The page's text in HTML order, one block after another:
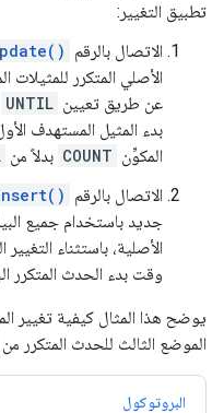
تطبيق التغيير:
الاتصال بالرقم
الأصلي المتكرر للمثيلات
عن طريق تعيين UNTIL
بدء المثيل المستهدف
المكوِّن COUNT بدلاً من
الاتصال بالرقم
جديد باستخدام جميع
الأصلية، باستثناء
وقت بدء الحدث المتكرر
يوضح هذا المثال كيفية تغيير
الموضع الثالث للحدث المتكرر من
البروتوكول